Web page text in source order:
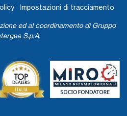
Impostazioni di tracciamento
ed al coordinamento di Gruppo
S.p.A.